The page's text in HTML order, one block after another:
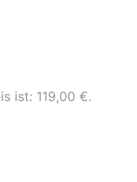
ist: 119,00 €.